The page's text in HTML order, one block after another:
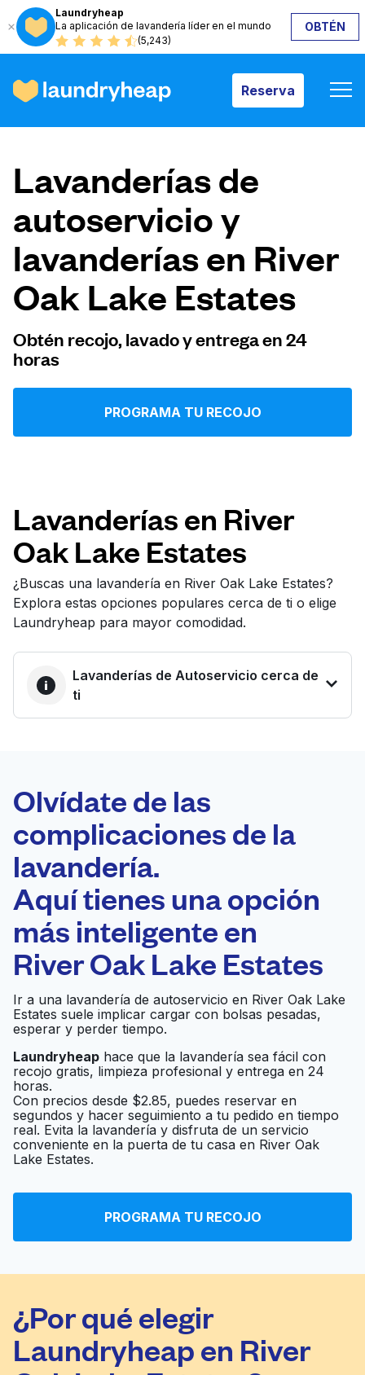
Laundryheap
La aplicación de lavandería líder en el mundo
(5,243)
OBTÉN
Reserva
Reserva
Cómo funciona
Precios y servicios
Quiénes somos
Iniciar sesión
Síguenos en
Lavanderías de
autoservicio y
lavanderías en River
Oak Lake Estates
Obtén recojo, lavado y entrega en 24
horas
PROGRAMA TU RECOJO
Lavanderías en River
Oak Lake Estates
¿Buscas una lavandería en River Oak Lake Estates?
Explora estas opciones populares cerca de ti o elige
Laundryheap para mayor comodidad.
Lavanderías de Autoservicio cerca de
ti
Laundryheap.com
Programa tu recogida
0 min
Recojo y entrega
casa
Abierto 24/7
Laundry
Ir al sitio web
Sierra Cleaners Ir al sitio web
Parmer Laundromat Ir al sitio web
Olvídate de las
complicaciones de la
lavandería.
Aquí tienes una opción
más inteligente en
River Oak Lake Estates
Ir a una lavandería de autoservicio en River Oak Lake
Estates suele implicar cargar con bolsas pesadas,
esperar y perder tiempo.
Laundryheap hace que la lavandería sea fácil con
recojo gratis, limpieza profesional y entrega en 24
horas.
Con precios desde $2.85, puedes reservar en
segundos y hacer seguimiento a tu pedido en tiempo
real. Evita la lavandería y disfruta de un servicio
conveniente en la puerta de tu casa en River Oak
Lake Estates.
PROGRAMA TU RECOJO
¿Por qué elegir
Laundryheap en River